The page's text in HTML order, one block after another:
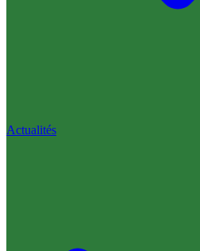
Actualités